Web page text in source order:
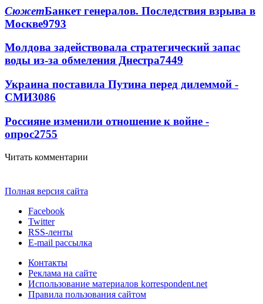
СюжетБанкет генералов. Последствия взрыва в
Москве9793
Молдова задействовала стратегический запас
воды из-за обмеления Днестра7449
Украина поставила Путина перед дилеммой -
СМИ3086
Россияне изменили отношение к войне -
опрос2755
Читать комментарии
Полная версия сайта
Facebook
Twitter
RSS-ленты
E-mail рассылка
Контакты
Реклама на сайте
Использование материалов korrespondent.net
Правила пользования сайтом